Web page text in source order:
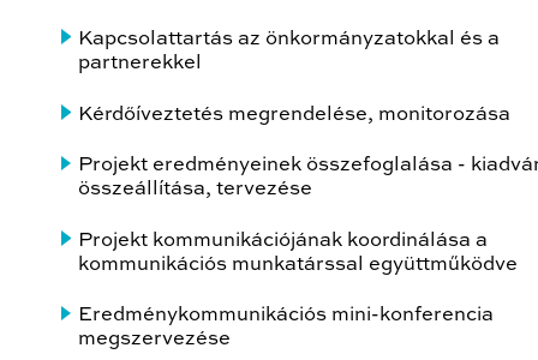
Kapcsolattartás az önkormányzatokkal és a
partnerekkel
Kérdőíveztetés megrendelése, monitorozása
Projekt eredményeinek összefoglalása -
összeállítása, tervezése
Projekt kommunikációjának koordinálása a
kommunikációs munkatárssal együttműködve
Eredménykommunikációs mini-konferencia
megszervezése